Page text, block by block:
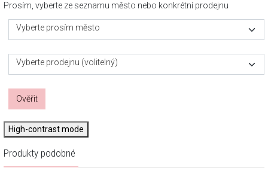
Prosím, vyberte ze seznamu město nebo konkrétní prodejnu
Vyberte prosím město
Vyberte prodejnu (volitelný)
Ověřit
High-contrast mode
Produkty podobné